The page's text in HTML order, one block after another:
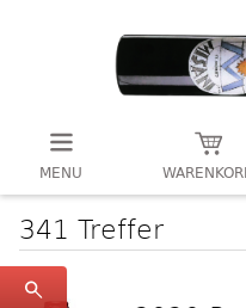
MENU
341 Treffer